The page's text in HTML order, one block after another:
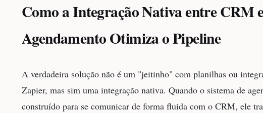
Como a Integração Nativa entre CRM
Agendamento Otimiza o Pipeline
A verdadeira solução não é um "jeitinho" com planilhas ou
Zapier, mas sim uma integração nativa. Quando o sistema de
construído para se comunicar de forma fluida com o CRM, ele